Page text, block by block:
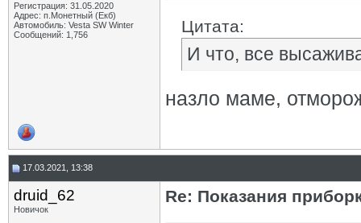
Регистрация: 31.05.2020
Адрес: п.Монетный (Екб)
Автомобиль: Vesta SW Winter
Сообщений: 1,756
Цитата:
И что, все
назло маме,
17.03.2021, 13:38
druid_62
Новичок
Re: Показания